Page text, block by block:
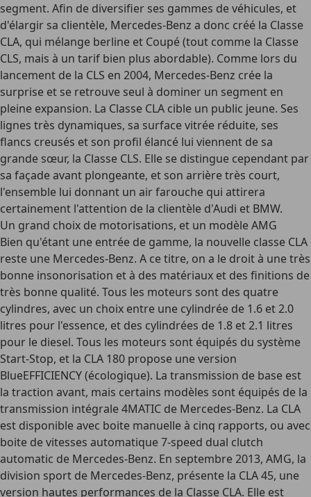
segment. Afin de diversifier ses gammes de véhicules, et
d'élargir sa clientèle, Mercedes-Benz a donc créé la Classe
CLA, qui mélange berline et Coupé (tout comme la Classe
CLS, mais à un tarif bien plus abordable). Comme lors du
lancement de la CLS en 2004, Mercedes-Benz crée la
surprise et se retrouve seul à dominer un segment en
pleine expansion. La Classe CLA cible un public jeune. Ses
lignes très dynamiques, sa surface vitrée réduite, ses
flancs creusés et son profil élancé lui viennent de sa
grande sœur, la Classe CLS. Elle se distingue cependant par
sa façade avant plongeante, et son arrière très court,
l'ensemble lui donnant un air farouche qui attirera
certainement l'attention de la clientèle d'Audi et BMW.
Un grand choix de motorisations, et un modèle AMG
Bien qu'étant une entrée de gamme, la nouvelle classe CLA
reste une Mercedes-Benz. A ce titre, on a le droit à une très
bonne insonorisation et à des matériaux et des finitions de
très bonne qualité. Tous les moteurs sont des quatre
cylindres, avec un choix entre une cylindrée de 1.6 et 2.0
litres pour l'essence, et des cylindrées de 1.8 et 2.1 litres
pour le diesel. Tous les moteurs sont équipés du système
Start-Stop, et la CLA 180 propose une version
BlueEFFICIENCY (écologique). La transmission de base est
la traction avant, mais certains modèles sont équipés de la
transmission intégrale 4MATIC de Mercedes-Benz. La CLA
est disponible avec boite manuelle à cinq rapports, ou avec
boite de vitesses automatique 7-speed dual clutch
automatic de Mercedes-Benz. En septembre 2013, AMG, la
division sport de Mercedes-Benz, présente la CLA 45, une
version hautes performances de la Classe CLA. Elle est